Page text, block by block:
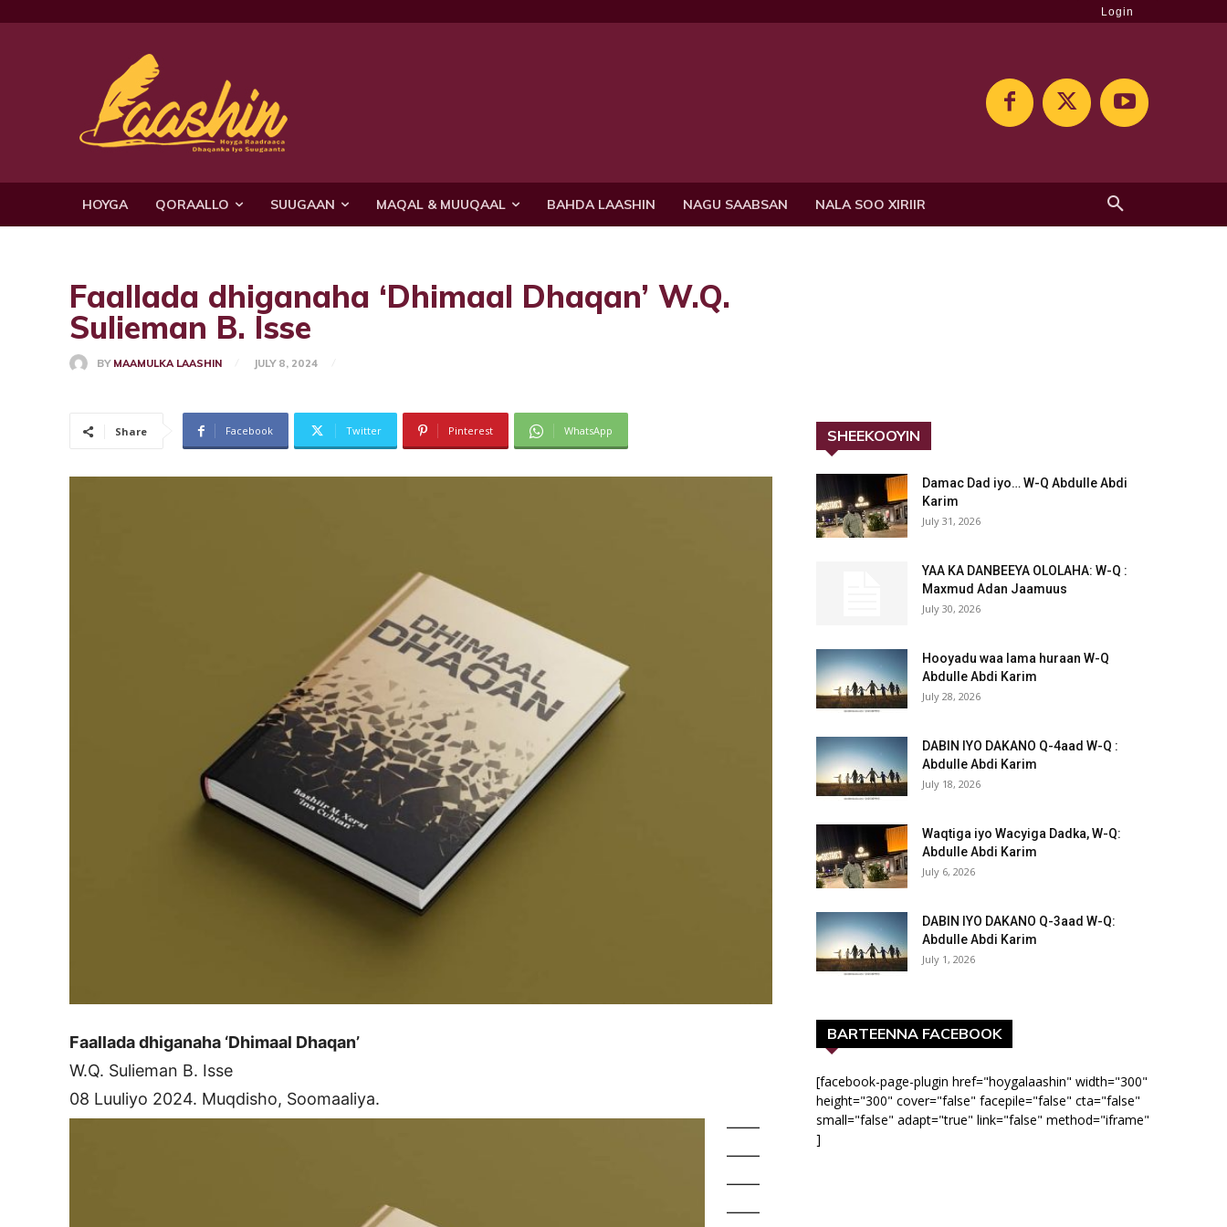
Login
HOYGA QORAALLO SUUGAAN MAQAL & MUUQAAL BAHDA LAASHIN NAGU SAABSAN NALA SOO XIRIIR
Faallada dhiganaha ‘Dhimaal Dhaqan’ W.Q.
Sulieman B. Isse
BY MAAMULKA LAASHIN JULY 8, 2024
Share Facebook Twitter Pinterest WhatsApp
Faallada dhiganaha ‘Dhimaal Dhaqan’
W.Q. Sulieman B. Isse
08 Luuliyo 2024. Muqdisho, Soomaaliya.
——
——
——
——
SHEEKOOYIN
Damac Dad iyo… W-Q Abdulle Abdi
Karim
July 31, 2026
YAA KA DANBEEYA OLOLAHA: W-Q :
Maxmud Adan Jaamuus
July 30, 2026
Hooyadu waa lama huraan W-Q
Abdulle Abdi Karim
July 28, 2026
DABIN IYO DAKANO Q-4aad W-Q :
Abdulle Abdi Karim
July 18, 2026
Waqtiga iyo Wacyiga Dadka, W-Q:
Abdulle Abdi Karim
July 6, 2026
DABIN IYO DAKANO Q-3aad W-Q:
Abdulle Abdi Karim
July 1, 2026
BARTEENNA FACEBOOK
[facebook-page-plugin href="hoygalaashin" width="300"
height="300" cover="false" facepile="false" cta="false"
small="false" adapt="true" link="false" method="iframe"
]